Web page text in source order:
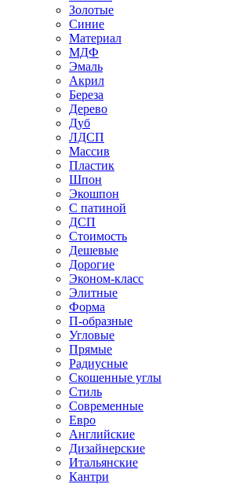
Золотые
Синие
Материал
МДФ
Эмаль
Акрил
Береза
Дерево
Дуб
ЛДСП
Массив
Пластик
Шпон
Экошпон
С патиной
ДСП
Стоимость
Дешевые
Дорогие
Эконом-класс
Элитные
Форма
П-образные
Угловые
Прямые
Радиусные
Скошенные углы
Стиль
Современные
Евро
Английские
Дизайнерские
Итальянские
Кантри